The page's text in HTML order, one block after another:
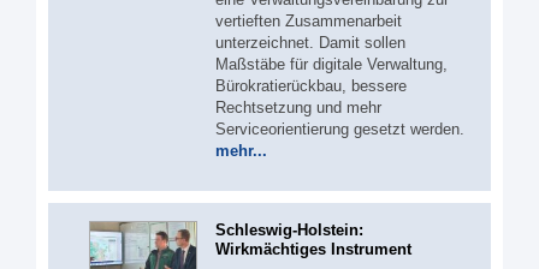
vertieften Zusammenarbeit
unterzeichnet. Damit sollen
Maßstäbe für digitale Verwaltung,
Bürokratierückbau, bessere
Rechtsetzung und mehr
Serviceorientierung gesetzt werden.
mehr...
Schleswig-Holstein:
Wirkmächtiges Instrument